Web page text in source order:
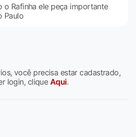
o Rafinha ele peça importante
Paulo
você precisa estar cadastrado,
login, clique Aqui.